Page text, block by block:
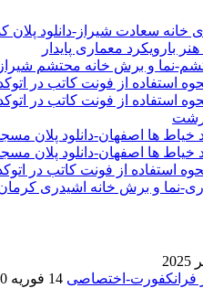
خانه سعادت شیراز-دانلود
بارویکرد معماری پایدار
نما و برش خانه محتشم شیراز
استفاده از فونت کاتب در
استفاده از فونت کاتب در
رشت
خیاط ها اصفهان-دانلود پلان
خیاط ها اصفهان-دانلود پلان
استفاده از فونت کاتب در
نما و برش خانه اشیدری
فرانکفورت-اختصاصی 14 فوریه 2020